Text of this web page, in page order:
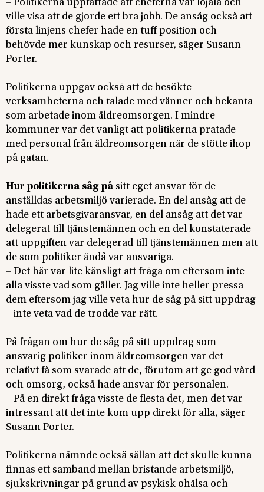
– Politikerna uppfattade att cheferna var lojala och
ville visa att de gjorde ett bra jobb. De ansåg också att
första linjens chefer hade en tuff position och
behövde mer kunskap och resurser, säger Susann
Porter.
Politikerna uppgav också att de besökte
verksamheterna och talade med vänner och bekanta
som arbetade inom äldreomsorgen. I mindre
kommuner var det vanligt att politikerna pratade
med personal från äldreomsorgen när de stötte ihop
på gatan.
Hur politikerna såg på sitt eget ansvar för de
anställdas arbetsmiljö varierade. En del ansåg att de
hade ett arbetsgivaransvar, en del ansåg att det var
delegerat till tjänstemännen och en del konstaterade
att uppgiften var delegerad till tjänstemännen men att
de som politiker ändå var ansvariga.
– Det här var lite känsligt att fråga om eftersom inte
alla visste vad som gäller. Jag ville inte heller pressa
dem eftersom jag ville veta hur de såg på sitt uppdrag
– inte veta vad de trodde var rätt.
På frågan om hur de såg på sitt uppdrag som
ansvarig politiker inom äldreomsorgen var det
relativt få som svarade att de, förutom att ge god vård
och omsorg, också hade ansvar för personalen.
– På en direkt fråga visste de flesta det, men det var
intressant att det inte kom upp direkt för alla, säger
Susann Porter.
Politikerna nämnde också sällan att det skulle kunna
finnas ett samband mellan bristande arbetsmiljö,
sjukskrivningar på grund av psykisk ohälsa och